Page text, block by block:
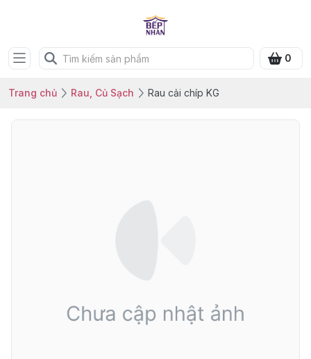
0
Trang chủ Rau, Củ Sạch Rau cải chíp KG